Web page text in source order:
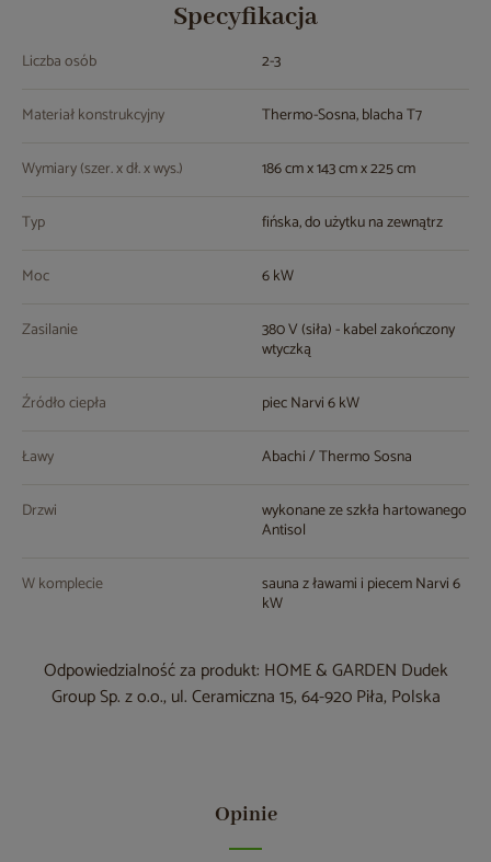
Specyfikacja
Liczba osób 2-3
Materiał konstrukcyjny Thermo-Sosna, blacha T7
Wymiary (szer. x dł. x wys.) 186 cm x 143 cm x 225 cm
Typ fińska, do użytku na zewnątrz
Moc 6 kW
Zasilanie 380 V (siła) - kabel zakończony
wtyczką
Źródło ciepła piec Narvi 6 kW
Ławy Abachi / Thermo Sosna
Drzwi wykonane ze szkła hartowanego
Antisol
W komplecie sauna z ławami i piecem Narvi 6
kW
Odpowiedzialność za produkt: HOME & GARDEN Dudek
Group Sp. z o.o., ul. Ceramiczna 15, 64-920 Piła, Polska
Opinie